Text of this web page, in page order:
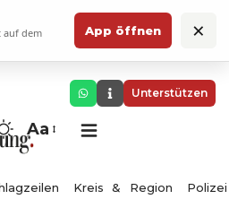
auf dem
App öffnen ×
Unterstützen
Aa
Kreis & Region Polizei